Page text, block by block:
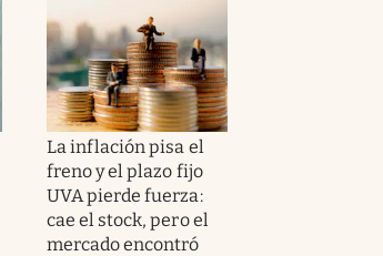
La inflación pisa el
freno y el plazo fijo
UVA pierde fuerza:
cae el stock, pero el
mercado encontró